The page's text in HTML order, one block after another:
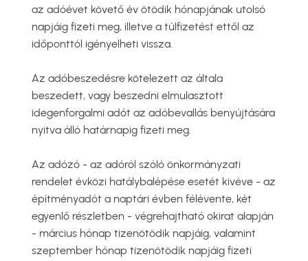
az adóévet követő év ötödik hónapjának utolsó
napjáig fizeti meg, illetve a túlfizetést ettől az
időponttól igényelheti vissza.
Az adóbeszedésre kötelezett az általa
beszedett, vagy beszedni elmulasztott
idegenforgalmi adót az adóbevallás benyújtására
nyitva álló határnapig fizeti meg.
Az adózó - az adóról szóló önkormányzati
rendelet évközi hatálybalépése esetét kivéve - az
építményadót a naptári évben félévente, két
egyenlő részletben - végrehajtható okirat alapján
- március hónap tizenötödik napjáig, valamint
szeptember hónap tizenötödik napjáig fizeti